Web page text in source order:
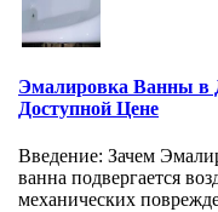
Эмалировка Ванны в
Доступной Цене
Введение: Зачем
ванна подвергается
механических